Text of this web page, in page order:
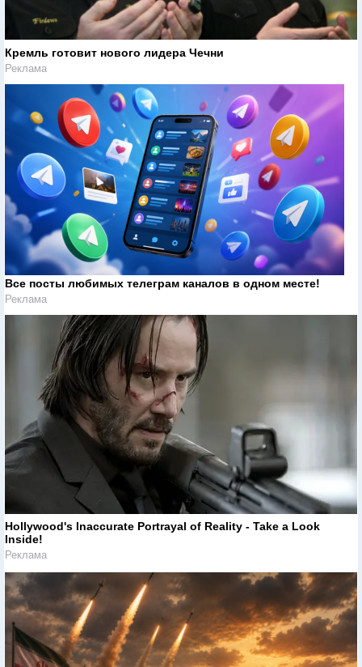
Кремль готовит нового лидера Чечни
Реклама
Все посты любимых телеграм каналов в одном месте!
Реклама
Hollywood's Inaccurate Portrayal of Reality - Take a Look
Inside!
Реклама